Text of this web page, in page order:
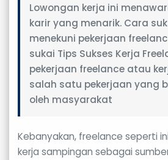
Lowongan kerja ini
karir yang menarik. Cara
menekuni pekerjaan
sukai Tips Sukses Kerja
pekerjaan freelance atau
salah satu pekerjaan yang
oleh masyarakat
Kebanyakan, freelance seperti
kerja sampingan sebagai